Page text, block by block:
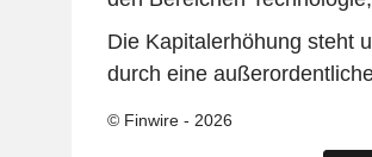
Die Kapitalerhöhung steht
durch eine
© Finwire - 2026